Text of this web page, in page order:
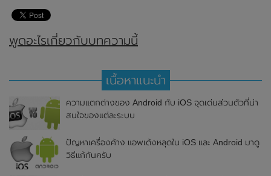
พูดอะไรเกี่ยวกับบทความนี้
เนื้อหาแนะนำ
ความแตกต่างของ Android กับ iOS จุดเด่นส่วนตัวที่น่า
สนใจของแต่ละระบบ
ปัญหาเครื่องค้าง แอพเด้งหลุดใน iOS และ Android มาดู
วิธีแก้กันครับ